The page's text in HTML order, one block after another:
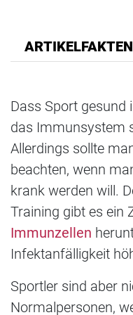
ARTIKELFAKTEN
Dass Sport gesund
das Immunsystem
Allerdings sollte
beachten, wenn
krank werden will.
Training gibt es ein
Immunzellen
Infektanfälligkeit
Sportler sind aber
Normalpersonen,